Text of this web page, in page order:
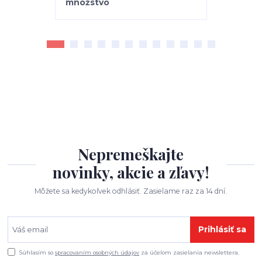
Nepremeškajte
novinky, akcie a zľavy!
Môžete sa kedykoľvek odhlásiť. Zasielame raz za 14 dní.
Prihlásiť sa
Súhlasím sospracovaním osobných údajov za účelom zasielania newslettera.